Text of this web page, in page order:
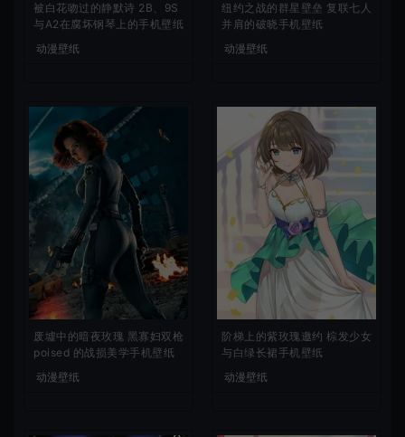
被白花吻过的静默诗 2B、9S
与A2在腐坏钢琴上的手机壁纸
动漫壁纸
纽约之战的群星壁垒 复联七人
并肩的破晓手机壁纸
动漫壁纸
废墟中的暗夜玫瑰 黑寡妇双枪
poised 的战损美学手机壁纸
动漫壁纸
阶梯上的紫玫瑰邀约 棕发少女
与白绿长裙手机壁纸
动漫壁纸